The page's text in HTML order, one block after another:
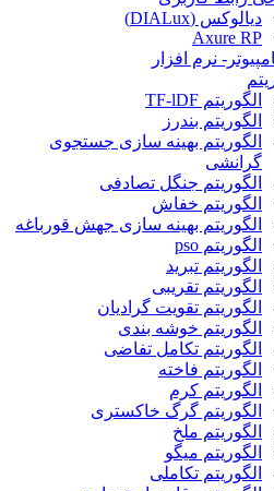
دیالوکس (DIALux)
Axure RP
نرم افزار
الگوریتم TF-lDF
الگوریتم بندرز
الگوریتم بهینه سازی جستجوی
گرانشی
الگوریتم جنگل تصادفی
الگوریتم خفاش
الگوریتم بهینه سازی جهش قورباغه
الگوریتم pso
الگوریتم تبرید
الگوریتم تقریبی
الگوریتم تقویت گرادیان
الگوریتم خوشه بندی
الگوریتم تکامل تفاضی
الگوریتم فاخته
الگوریتم کرم
الگوریتم گرگ خاکستری
الگوریتم ملخ
الگوریتم میگو
الگوریتم تکاملی